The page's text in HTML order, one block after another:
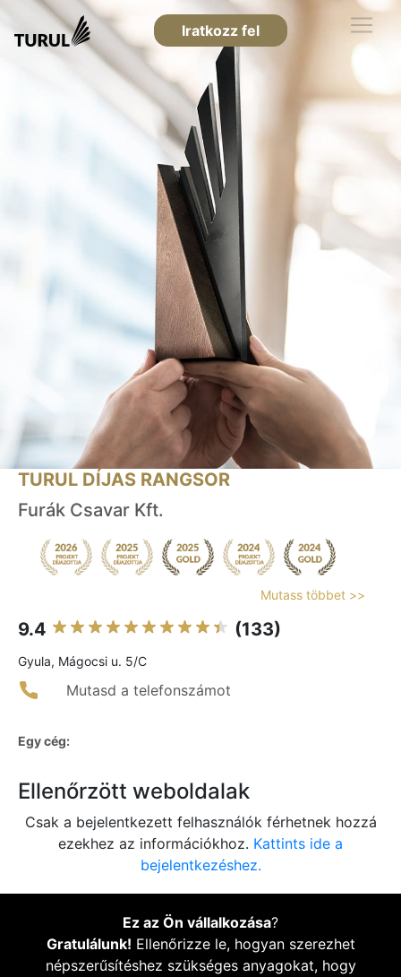
Iratkozz fel
TURUL DÍJAS RANGSOR
Furák Csavar Kft.
Mutass többet >>
9.4 (133)
Gyula, Mágocsi u. 5/C
Mutasd a telefonszámot
Egy cég:
Ellenőrzött weboldalak
Csak a bejelentkezett felhasználók férhetnek hozzá
ezekhez az információkhoz. Kattints ide a
bejelentkezéshez.
Ez az Ön vállalkozása?
Gratulálunk! Ellenőrizze le, hogyan szerezhet
népszerűsítéshez szükséges anyagokat, hogy